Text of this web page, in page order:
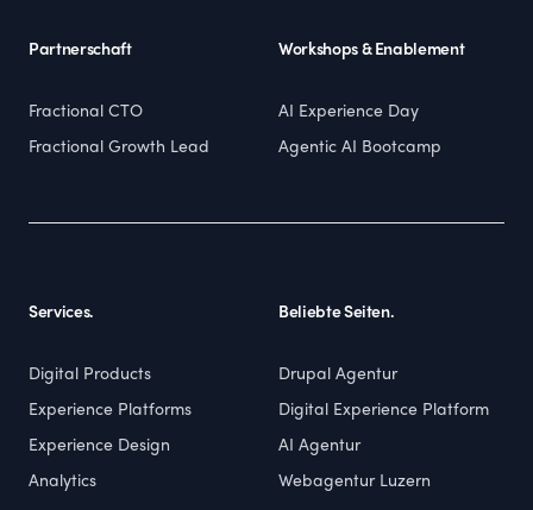
Partnerschaft
Fractional CTO
Fractional Growth Lead
Workshops & Enablement
AI Experience Day
Agentic AI Bootcamp
Services.
Digital Products
Experience Platforms
Experience Design
Analytics
Beliebte Seiten.
Drupal Agentur
Digital Experience Platform
AI Agentur
Webagentur Luzern